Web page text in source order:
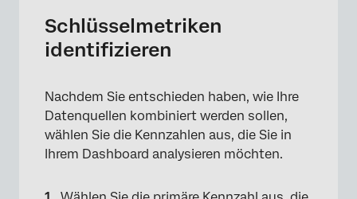
Schlüsselmetriken
identifizieren
Nachdem Sie entschieden haben, wie Ihre
Datenquellen kombiniert werden sollen,
wählen Sie die Kennzahlen aus, die Sie in
Ihrem Dashboard analysieren möchten.